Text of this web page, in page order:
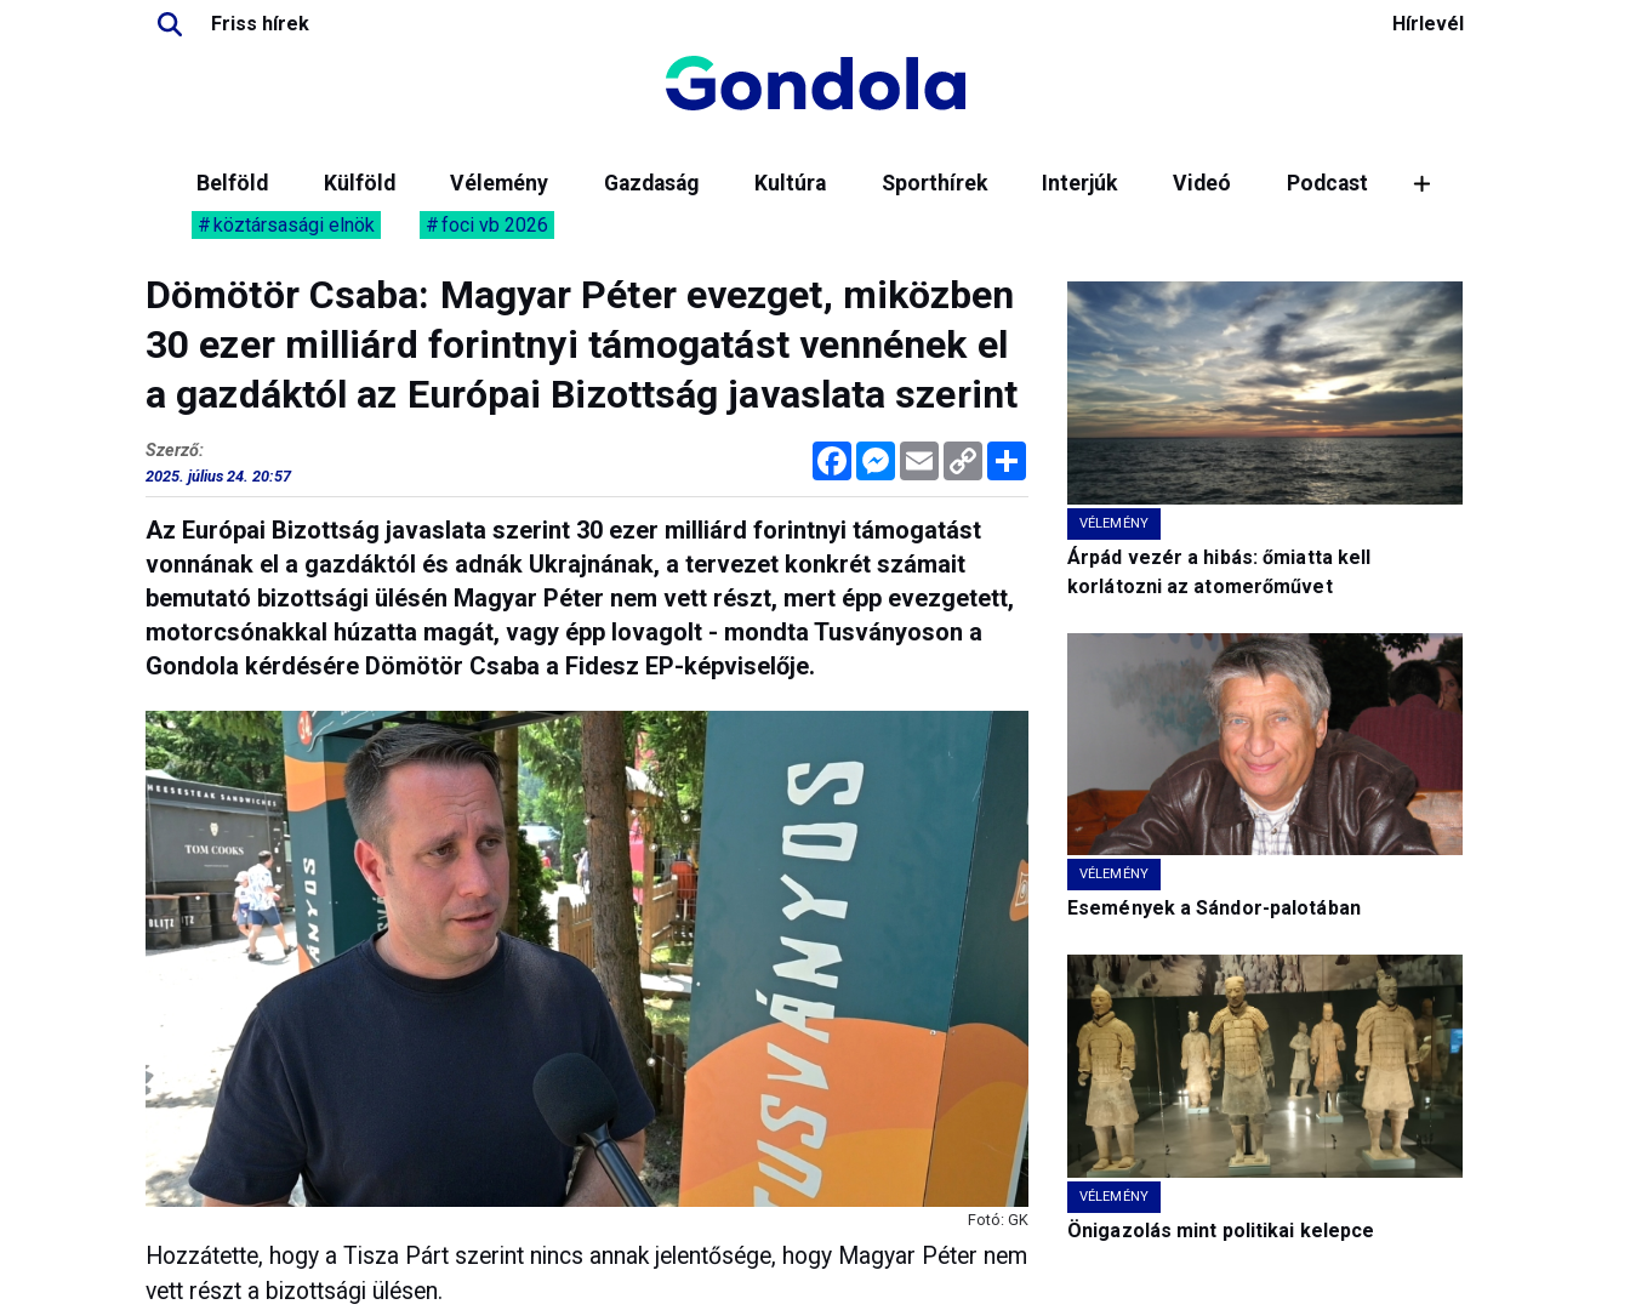
Friss hírek Hírlevél
Belföld Külföld Vélemény Gazdaság Kultúra Sporthírek Interjúk Videó Podcast
köztársasági elnök foci vb 2026
Dömötör Csaba: Magyar Péter evezget, miközben
30 ezer milliárd forintnyi támogatást vennének el
a gazdáktól az Európai Bizottság javaslata szerint
FacebookMessenger
Email Copy
Link
Megosztás
Szerző:
2025. július 24. 20:57
Az Európai Bizottság javaslata szerint 30 ezer milliárd forintnyi támogatást
vonnának el a gazdáktól és adnák Ukrajnának, a tervezet konkrét számait
bemutató bizottsági ülésén Magyar Péter nem vett részt, mert épp evezgetett,
motorcsónakkal húzatta magát, vagy épp lovagolt - mondta Tusványoson a
Gondola kérdésére Dömötör Csaba a Fidesz EP-képviselője.
Fotó: GK
Hozzátette, hogy a Tisza Párt szerint nincs annak jelentősége, hogy Magyar Péter nem
vett részt a bizottsági ülésen.
VÉLEMÉNY
Árpád vezér a hibás: őmiatta kell
korlátozni az atomerőművet
VÉLEMÉNY
Események a Sándor-palotában
VÉLEMÉNY
Önigazolás mint politikai kelepce